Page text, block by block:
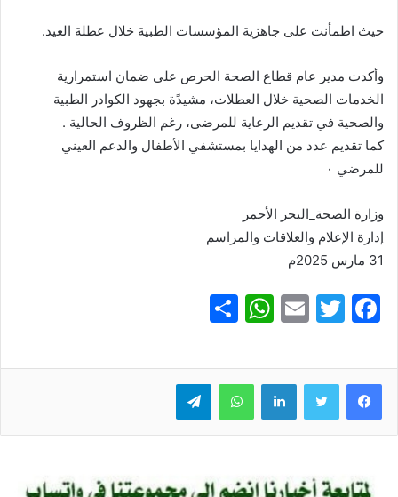
حيث اطمأنت على جاهزية المؤسسات الطبية خلال عطلة العيد.
وأكدت مدير عام قطاع الصحة الحرص على ضمان استمرارية
الخدمات الصحية خلال العطلات، مشيدًة بجهود الكوادر الطبية
والصحية في تقديم الرعاية للمرضى، رغم الظروف الحالية .
كما تقديم عدد من الهدايا بمستشفي الأطفال والدعم العيني
للمرضي ٠
وزارة الصحة_البحر الأحمر
إدارة الإعلام والعلاقات والمراسم
31 مارس 2025م
F
c
e
b
o
T
itt
er
E
ai
l
W
at
s
A
p
ar
e
لينكدإن واتساب تيلقرام